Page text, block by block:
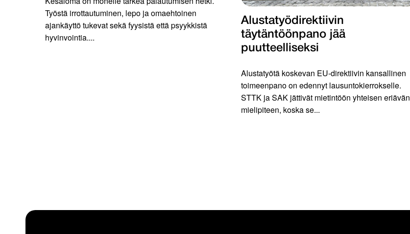
Työstä irrottautuminen, lepo ja omaehtoinen
ajankäyttö tukevat sekä fyysistä että psyykkistä
hyvinvointia....
Alustatyödirektiivin
täytäntöönpano jää
puutteelliseksi
Alustatyötä koskevan EU-direktiivin kansallinen
toimeenpano on edennyt lausuntokierrokselle.
STTK ja SAK jättivät mietintöön yhteisen eriävän
mielipiteen, koska se...